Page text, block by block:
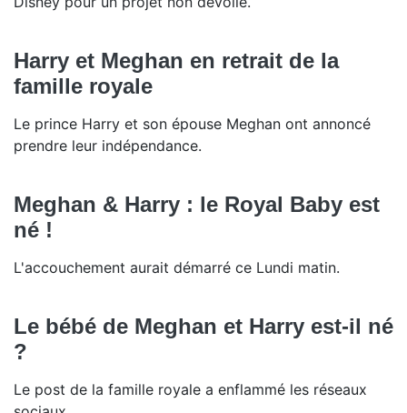
Harry et Meghan en retrait de la
famille royale
Le prince Harry et son épouse Meghan ont annoncé
prendre leur indépendance.
Meghan & Harry : le Royal Baby est
né !
L'accouchement aurait démarré ce Lundi matin.
Le bébé de Meghan et Harry est-il né
?
Le post de la famille royale a enflammé les réseaux